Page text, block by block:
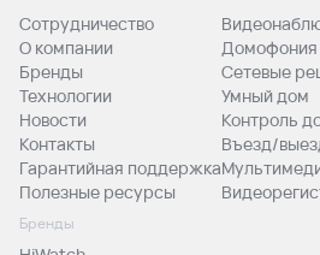
Сотрудничество
О компании
Бренды
Технологии
Новости
Контакты
Гарантийная поддержка
Полезные ресурсы
Домофония
Сетевые
Умный дом
Контроль
Въезд/
Бренды